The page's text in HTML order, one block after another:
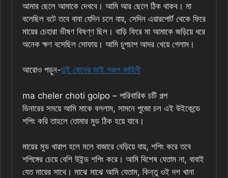
আমার ছেলে আমাকে দেখবে। আমি আর ছেলে ঠিক থাকব। মা
বলেছিল বটে তবে বাবা যেদিন চলে যায়, সেদিন এয়ারপোর্ট থেকে ফিরে
মায়ের চেহারা ভীষণ বিষণ্ণ ছিল। বাড়ি ফিরে মা আমাকে জড়িয়ে ধরে
অনেক ক্ষণ বসেছিল সোফায়। আমি চুপচাপ আদর খেয়ে গেলাম।
আরোও পড়ুন-দুই বোনের ভাই গ্রুপ কাহিনী
ma cheler choti golpo – পারিবারিক চটি গল্প
ডিনারের সময়ে আমি মাকে বললাম, সামনে পুজো চল এই উইকেন্ডে
শপিং করি তাহলে তোমার মুড ঠিক হয়ে যাবে।
মায়ের মুড খারাপ হলে মলে বাজারে বেড়িয়ে যায়, শপিং করে তবে
শপিঙ্গের চেয়ে বেশি উইন্ড শপিং করে। আমি বিশেষ যেতাম না, বাবাই
যেত মায়ের সাথে। মাঝে মাঝে আমি যেতাম, কিন্তু ওই দশ খানা